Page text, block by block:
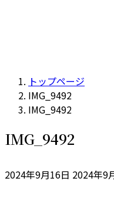
トップページ
IMG_9492
IMG_9492
IMG_9492
2024年9月16日 終
2024年9